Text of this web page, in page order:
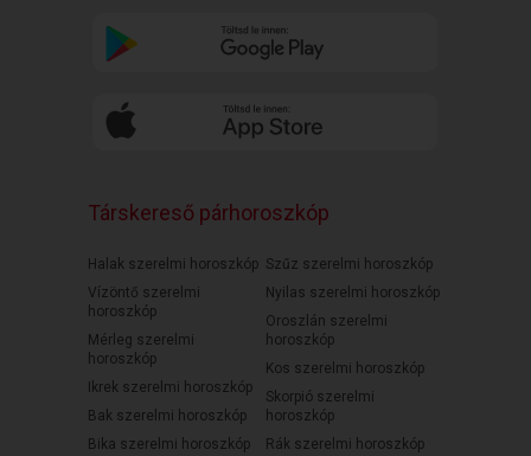
Társkereső párhoroszkóp
Halak szerelmi horoszkóp
Vízöntő szerelmi
horoszkóp
Mérleg szerelmi
horoszkóp
Ikrek szerelmi horoszkóp
Bak szerelmi horoszkóp
Bika szerelmi horoszkóp
Szűz szerelmi horoszkóp
Nyilas szerelmi horoszkóp
Oroszlán szerelmi
horoszkóp
Kos szerelmi horoszkóp
Skorpió szerelmi
horoszkóp
Rák szerelmi horoszkóp